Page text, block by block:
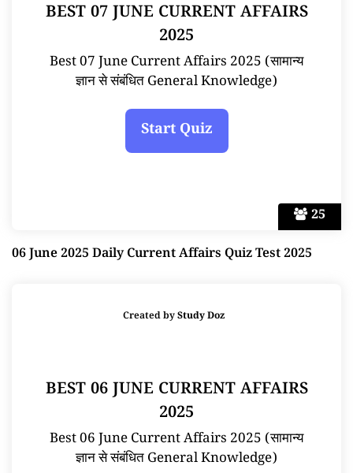
25
BEST 07 JUNE CURRENT AFFAIRS
2025
Best 07 June Current Affairs 2025 (सामान्य
ज्ञान से संबंधित General Knowledge)
06 June 2025 Daily Current Affairs Quiz Test 2025
Created byStudy Doz
BEST 06 JUNE CURRENT AFFAIRS
2025
Best 06 June Current Affairs 2025 (सामान्य
ज्ञान से संबंधित General Knowledge)